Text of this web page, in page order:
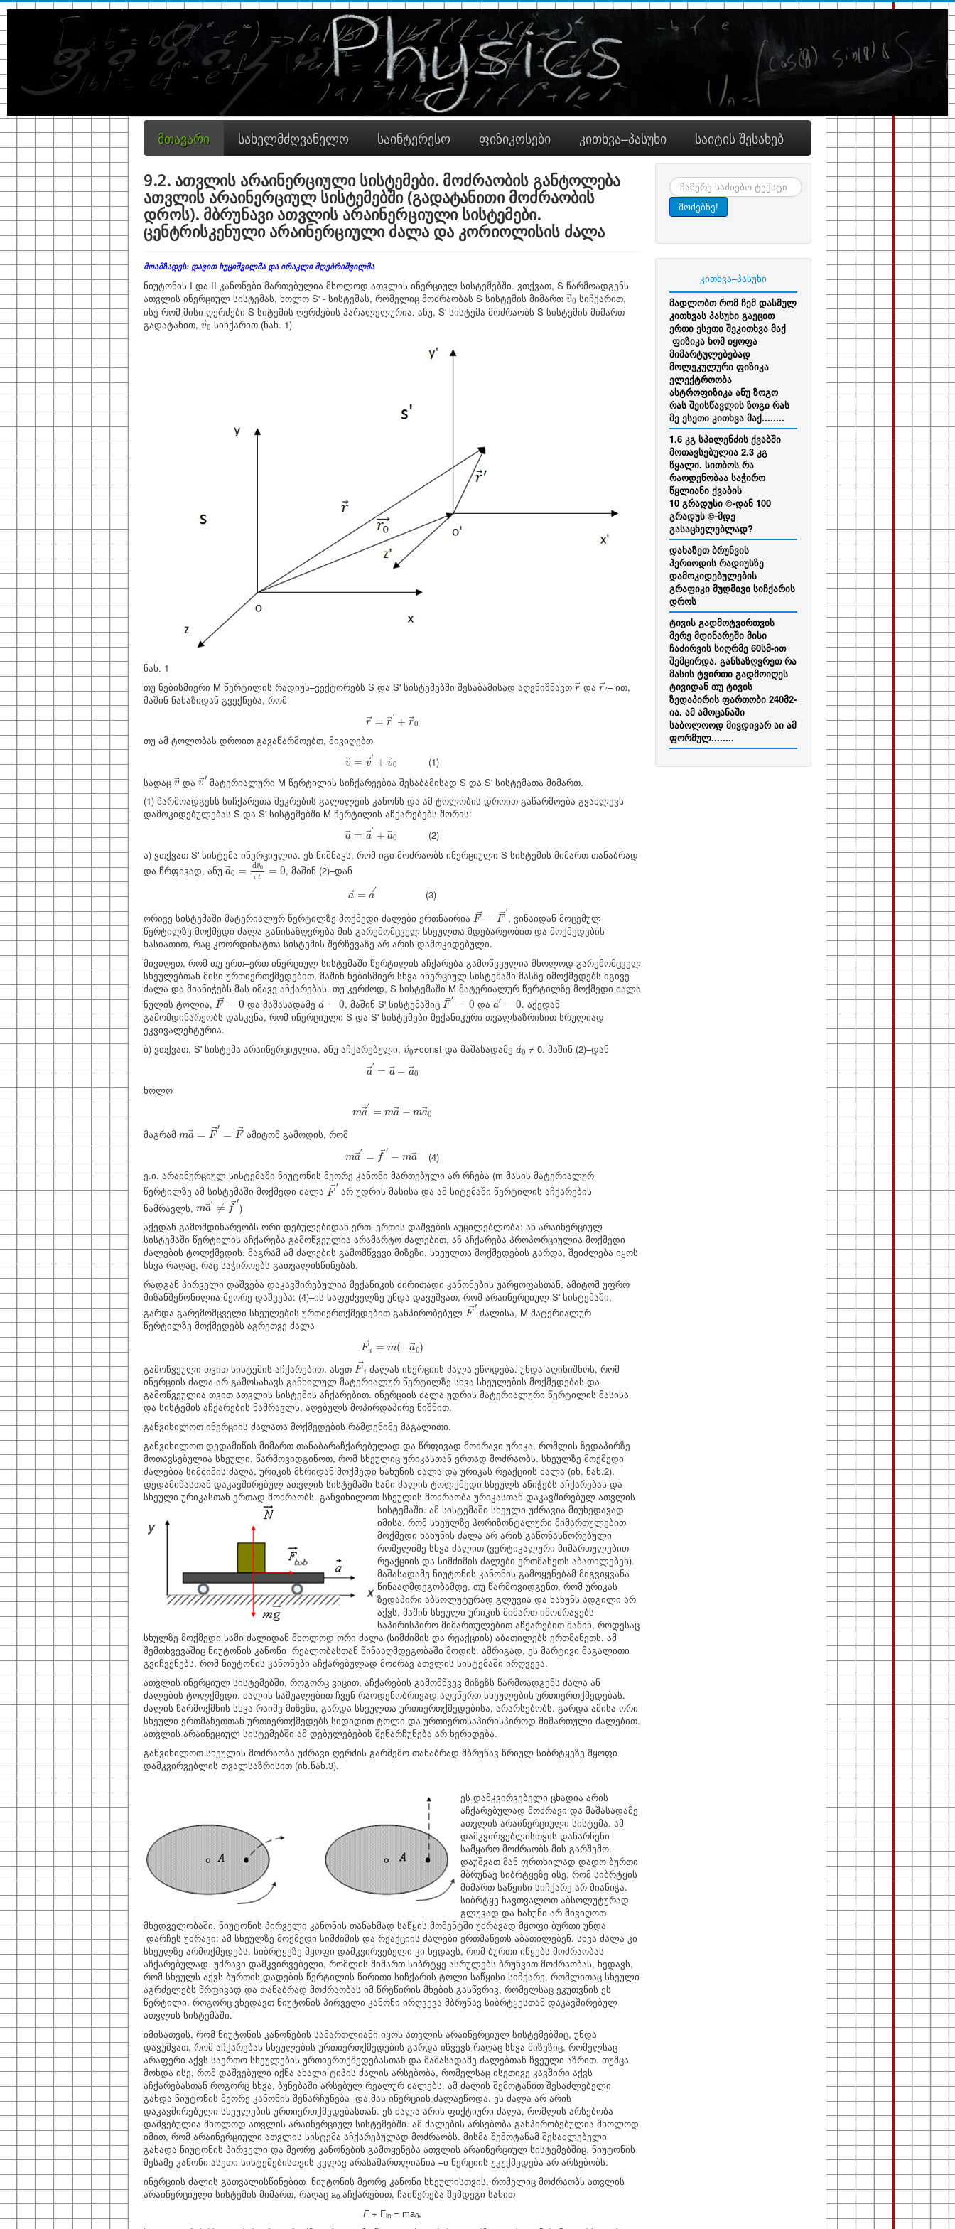
მთავარი სახელმძღვანელო საინტერესო ფიზიკოსები კითხვა–პასუხი საიტის შესახებ
9.2. ათვლის არაინერციული სისტემები. მოძრაობის განტოლება
ათვლის არაინერციულ სისტემებში (გადატანითი მოძრაობის
დროს). მბრუნავი ათვლის არაინერციული სისტემები.
ცენტრისკენული არაინერციული ძალა და კორიოლისის ძალა
მოამზადეს: დავით ხუციშვილმა და ირაკლი მღებრიშვილმა
ნიუტონის I და II კანონები მართებულია მხოლოდ ათვლის ინერციულ სისტემებში. ვთქვათ, S წარმოადგენს
ათვლის ინერციულ სისტემას, ხოლო S' - სისტემას, რომელიც მოძრაობას S სისტემის მიმართ →
v0
v→0
სიჩქარით,
ისე რომ მისი ღერძები S სიტემის ღერძების პარალელურია. ანუ, S' სისტემა მოძრაობს S სისტემის მიმართ
გადატანით, →
v0
v→0
სიჩქარით (ნახ. 1).
ნახ. 1
თუ ნებისმიერი M წერტილის რადიუს–ვექტორებს S და S' სისტემებში შესაბამისად აღვნიშნავთ →
r
r→და→
r ′
r→– ით,
მაშინ ნახაზიდან გვექნება, რომ
→
r = →
r
′
+ →
r0
r→ r→ +r→
თუ ამ ტოლობას დროით გავაწარმოებთ, მივიღებთ
→
v = →
v
′
+ →
v0
v =v +
(1)
სადაც →
v
v →
და→
v
′
v→მატერიალური M წერტილის სიჩქარეებია შესაბამისად S და S' სისტემათა მიმართ.
(1) წარმოადგენს სიჩქარეთა შეკრების გალილეის კანონს და ამ ტოლობის დროით გაწარმოება გვაძლევს
დამოკიდებულებას S და S' სისტემებში M წერტილის აჩქარებებს შორის:
→
a = →
a
′
+ →
a0
a =a ′+
(2)
ა) ვთქვათ S' სისტემა ინერციულია. ეს ნიშნავს, რომ იგი მოძრაობს ინერციული S სისტემის მიმართ თანაბრად
და წრფივად, ანუ →
a0 = d→
v0
dt = 0
a→0=dv→0dt= 0
, მაშინ (2)–დან
→
a = →
a
′
a =a (3)
ორივე სისტემაში მატერიალურ წერტილზე მოქმედი ძალები ერთნაირია
→
F = →
F
′
F→ F→
, ვინაიდან მოცემულ
წერტილზე მოქმედი ძალა განისაზღვრება მის გარემომცველ სხეულთა მდებარეობით და მოქმედების
ხასიათით, რაც კოორდინატთა სისტემის შერჩევაზე არ არის დამოკიდებული.
მივიღეთ, რომ თუ ერთ–ერთ ინერციულ სისტემაში წერტილის აჩქარება გამოწვეულია მხოლოდ გარემომცველ
სხეულებთან მისი ურთიერთქმედებით, მაშინ ნებისმიერ სხვა ინერციულ სისტემაში მასზე იმოქმედებს იგივე
ძალა და მიანიჭებს მას იმავე აჩქარებას. თუ კერძოდ, S სისტემაში M მატერიალურ წერტილზე მოქმედი ძალა
ნულის ტოლია,
→
F = 0
F→ =0 და მაშასადამე→
a = 0
a → =0, მაშინ S' სისტემაშიც →
F
′
= 0
F→′=0
და →
a
′ = 0
a→′ =0. აქედან
გამომდინარეობს დასკვნა, რომ ინერციული S და S' სისტემები მექანიკური თვალსაზრისით სრულიად
ეკვივალენტურია.
ბ) ვთქვათ, S' სისტემა არაინერციულია, ანუ აჩქარებული, →
v0
v →0
≠const და მაშასადამე→
a0
a → 0
≠ 0. მაშინ (2)–დან
→
a
′
= →
a − →
a0
a→ =a →−
ხოლო
m→
a
′
= m→
a − m→
a0
a→ ma m
მაგრამ m→
a = →
F
′
= →
F
a F→ F
ამიტომ გამოდის, რომ
m→
a
′
= →
f
′
− m→
a
a→ =f→
(4)
ე.ი. არაინერციულ სისტემაში ნიუტონის მეორე კანონი მართებული არ რჩება (m მასის მატერიალურ
წერტილზე ამ სისტემაში მოქმედი ძალა
→
F
′
F→′
არ უდრის მასისა და ამ სიტემაში წერტილის აჩქარების
ნამრავლს, m→
a
′
≠ →
f
′
m a→′≠f→′
)
აქედან გამომდინარეობს ორი დებულებიდან ერთ–ერთის დაშვების აუცილებლობა: ან არაინერციულ
სისტემაში წერტილის აჩქარება გამოწვეულია არამარტო ძალებით, ან აჩქარება პროპორციულია მოქმედი
ძალების ტოლქმედის, მაგრამ ამ ძალების გამომწვევი მიზეზი, სხეულთა მოქმედების გარდა, შეიძლება იყოს
სხვა რაღაც, რაც საჭიროებს გათვალისწინებას.
რადგან პირველი დაშვება დაკავშირებულია მექანიკის ძირითადი კანონების უარყოფასთან, ამიტომ უფრო
მიზანშეწონილია მეორე დაშვება: (4)–ის საფუძველზე უნდა დავუშვათ, რომ არაინერციულ S' სისტემაში,
გარდა გარემომცველი სხეულების ურთიერთქმედებით განპირობებულ
→
F
′
F→
ძალისა, M მატერიალურ
წერტილზე მოქმედებს აგრეთვე ძალა
→
F i = m(−→
a0)
F→ (− a→
გამოწვეული თვით სისტემის აჩქარებით. ასეთ →
F i
F→ i
ძალას ინერციის ძალა ეწოდება. უნდა აღინიშნოს, რომ
ინერციის ძალა არ გამოსახავს განხილულ მატერიალურ წერტილზე სხვა სხეულების მოქმედებას და
გამოწვეულია თვით ათვლის სისტემის აჩქარებით. ინერციის ძალა უდრის მატერიალური წერტილის მასისა
და სისტემის აჩქარების ნამრავლს, აღებულს მოპირდაპირე ნიშნით.
განვიხილოთ ინერციის ძალათა მოქმედების რამდენიმე მაგალითი.
განვიხილოთ დედამიწის მიმართ თანაბარაჩქარებულად და წრფივად მოძრავი ურიკა, რომლის ზედაპირზე
მოთავსებულია სხეული. წარმოვიდგინოთ, რომ სხეულიც ურიკასთან ერთად მოძრაობს. სხეულზე მოქმედი
ძალებია სიმძიმის ძალა, ურიკის მხრიდან მოქმედი ხახუნის ძალა და ურიკას რეაქციის ძალა (იხ. ნახ.2).
დედამიწასთან დაკავშირებულ ათვლის სისტემაში სამი ძალის ტოლქმედი სხეულს ანიჭებს აჩქარებას და
სხეული ურიკასთან ერთად მოძრაობს. განვიხილოთ სხეულის მოძრაობა ურიკასთან დაკავშირებულ ათვლის
სისტემაში. ამ სისტემაში სხეული უძრავია მიუხედავად
იმისა, რომ სხეულზე ჰორიზონტალური მიმართულებით
მოქმედი ხახუნის ძალა არ არის გაწონასწორებული
რომელიმე სხვა ძალით (ვერტიკალური მიმართულებით
რეაქციის და სიმძიმის ძალები ერთმანეთს აბათილებენ).
მაშასადამე ნიუტონის კანონის გამოყენებამ მიგვიყვანა
წინააღმდეგობამდე. თუ წარმოვიდგენთ, რომ ურიკას
ზედაპირი აბსოლუტურად გლუვია და ხახუნს ადგილი არ
აქვს, მაშინ სხეული ურიკის მიმართ იმოძრავებს
საპირისპირო მიმართულებით აჩქარებით მაშინ, როდესაც
სხულზე მოქმედი სამი ძალიდან მხოლოდ ორი ძალა (სიმძიმის და რეაქციის) აბათილებს ერთმანეთს. ამ
შემთხვევაშიც ნიუტონის კანონი რეალობასთან წინააღმდეგობაში მოდის. ამრიგად, ეს მარტივი მაგალითი
გვიჩვენებს, რომ ნიუტონის კანონები აჩქარებულად მოძრავ ათვლის სისტემაში ირღვევა.
ათვლის ინერციულ სისტემებში, როგორც ვიცით, აჩქარების გამომწვევ მიზეზს წარმოადგენს ძალა ან
ძალების ტოლქმედი. ძალის საშუალებით ჩვენ რაოდენობრივად აღვწერთ სხეულების ურთიერთქმედებას.
ძალის წარმოქმნის სხვა რაიმე მიზეზი, გარდა სხეულთა ურთიერთქმედებისა, არარსებობს. გარდა ამისა ორი
სხეული ერთმანეთთან ურთიერთქმედებს სიდიდით ტოლი და ურთიერთსაპირისპიროდ მიმართული ძალებით.
ათვლის არაინეციულ სისტემებში ამ დებულებების შენარჩუნება არ ხერხდება.
განვიხილოთ სხეულის მოძრაობა უძრავი ღერძის გარშემო თანაბრად მბრუნავ წრიულ სიბრტყეზე მყოფი
დამკვირვებლის თვალსაზრისით (იხ.ნახ.3).
ეს დამკვირვებელი ცხადია არის
აჩქარებულად მოძრავი და მაშასადამე
ათვლის არაინერციული სისტემა. ამ
დამკვირვებლისთვის დანარჩენი
სამყარო მოძრაობს მის გარშემო.
დაუშვათ მან ფრთხილად დადო ბურთი
მბრუნავ სიბრტყეზე ისე, რომ სიბრტყის
მიმართ საწყისი სიჩქარე არ მიანიჭა.
სიბრტყე ჩავთვალოთ აბსოლუტურად
გლუვად და ხახუნი არ მივიღოთ
მხედველობაში. ნიუტონის პირველი კანონის თანახმად საწყის მომენტში უძრავად მყოფი ბურთი უნდა
დარჩეს უძრავი: ამ სხეულზე მოქმედი სიმძიმის და რეაქციის ძალები ერთმანეთს აბათილებენ. სხვა ძალა კი
სხეულზე არმოქმედებს. სიბრტყეზე მყოფი დამკვირვებელი კი ხედავს, რომ ბურთი იწყებს მოძრაობას
აჩქარებულად. უძრავი დამკვირვებელი, რომლის მიმართ სიბრტყე ასრულებს ბრუნვით მოძრაობას, ხედავს,
რომ სხეულს აქვს ბურთის დადების წერტილის წირითი სიჩქარის ტოლი საწყისი სიჩქარე, რომლითაც სხეული
აგრძელებს წრფივად და თანაბრად მოძრაობას იმ წრეწირის მხების გასწვრივ, რომელსაც ეკუთვნის ეს
წერტილი. როგორც ვხედავთ ნიუტონის პირველი კანონი ირღვევა მბრუნავ სიბრტყესთან დაკავშირებულ
ათვლის სისტემაში.
იმისათვის, რომ ნიუტონის კანონების სამართლიანი იყოს ათვლის არაინერციულ სისტემებშიც, უნდა
დავუშვათ, რომ აჩქარებას სხეულების ურთიერთქმედების გარდა იწვევს რაღაც სხვა მიზეზიც, რომელსაც
არაფერი აქვს საერთო სხეულების ურთიერთქმედებასთან და მაშასადამე ძალებთან ჩვეული აზრით. თუმცა
მოხდა ისე, რომ დაშვებული იქნა ახალი ტიპის ძალის არსებობა, რომელსაც ისეთივე კავშირი აქვს
აჩქარებასთან როგორც სხვა, ბუნებაში არსებულ რეალურ ძალებს. ამ ძალის შემოტანით შესაძლებელი
გახდა ნიუტონის მეორე კანონის შენარჩუნება და მას ინერციის ძალაეწოდა. ეს ძალა არ არის
დაკავშირებული სხეულების ურთიერთქმედებასთან. ეს ძალა არის ფიქტიური ძალა, რომლის არსებობა
დაშვებულია მხოლოდ ათვლის არაინერციულ სისტემებში. ამ ძალების არსებობა განპირობებულია მხოლოდ
იმით, რომ არაინერციული ათვლის სისტემა აჩქარებულად მოძრაობს. მისმა შემოტანამ შესაძლებელი
გახადა ნიუტონის პირველი და მეორე კანონების გამოყენება ათვლის არაინერციულ სისტემებშიც. ნიუტონის
მესამე კანონი ასეთი სისტემებისთვის კვლავ არასამართლიანია –ი ნერციის უკუქმედება არ არსებობს.
ინერციის ძალის გათვალისწინებით ნიუტონის მეორე კანონი სხეულისთვის, რომელიც მოძრაობს ათვლის
არაინერციული სისტემის მიმართ, რაღაც a0 აჩქარებით, ჩაიწერება შემდეგი სახით
F+ Fin = ma0,
ძიება
მოძებნე!
კითხვა–პასუხი
მადლობთ რომ ჩემ დასმულ
კითხვას პასუხი გაეცით
ერთი ესეთი შეკითხვა მაქ
ფიზიკა ხომ იყოფა
მიმარტულებებად
მოლეკულური ფიზიკა
ელექტროობა
ასტროფიზიკა ანუ ზოგო
რას შეისწავლის ზოგი რას
მე ესეთი კითხვა მაქ........
1.6 კგ სპილენძის ქვაბში
მოთავსებულია 2.3 კგ
წყალი. სითბოს რა
რაოდენობაა საჭირო
წყლიანი ქვაბის
10 გრადუსი ©-დან 100
გრადუს ©-მდე
გასაცხელებლად?​
დახაზეთ ბრუნვის
პერიოდის რადიუსზე
დამოკიდებულების
გრაფიკი მუდმივი სიჩქარის
დროს
ტივის გადმოტვირთვის
მერე მდინარეში მისი
ჩაძირვის სიღრმე 60სმ-ით
შემცირდა. განსაზღვრეთ რა
მასის ტვირთი გადმოიღეს
ტივიდან თუ ტივის
ზედაპირის ფართობი 240მ2-
ია. ამ ამოცანაში
საბოლოოდ მივდივარ აი ამ
ფორმულ........